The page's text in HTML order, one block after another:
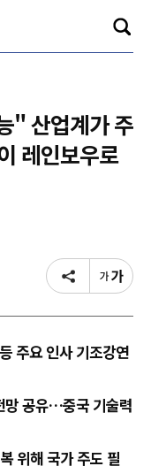
" 산업계가 주
레인보우로
주요 인사 기조강연
망 공유…중국 기술력
위해 국가 주도 필